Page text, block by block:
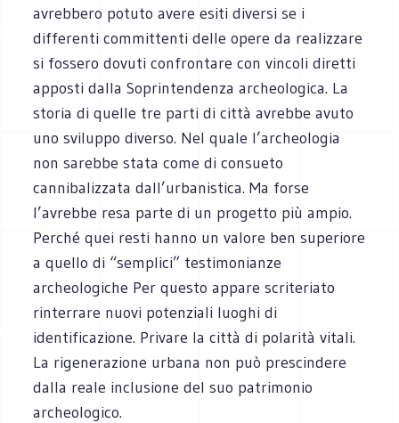
avrebbero potuto avere esiti diversi se i
differenti committenti delle opere da realizzare
si fossero dovuti confrontare con vincoli diretti
apposti dalla Soprintendenza archeologica. La
storia di quelle tre parti di città avrebbe avuto
uno sviluppo diverso. Nel quale l’archeologia
non sarebbe stata come di consueto
cannibalizzata dall’urbanistica. Ma forse
l’avrebbe resa parte di un progetto più ampio.
Perché quei resti hanno un valore ben superiore
a quello di “semplici” testimonianze
archeologiche Per questo appare scriteriato
rinterrare nuovi potenziali luoghi di
identificazione. Privare la città di polarità vitali.
La rigenerazione urbana non può prescindere
dalla reale inclusione del suo patrimonio
archeologico.